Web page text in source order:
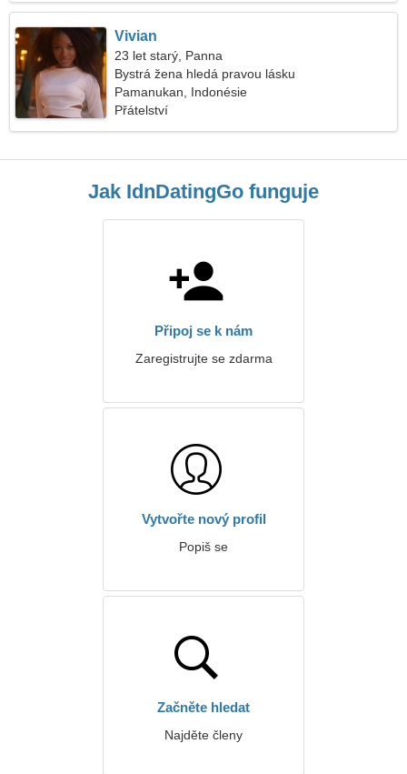
Vivian
23 let starý, Panna
Bystrá žena hledá pravou lásku
Pamanukan, Indonésie
Přátelství
Jak IdnDatingGo funguje
Připoj se k nám
Zaregistrujte se zdarma
Vytvořte nový profil
Popiš se
Začněte hledat
Najděte členy